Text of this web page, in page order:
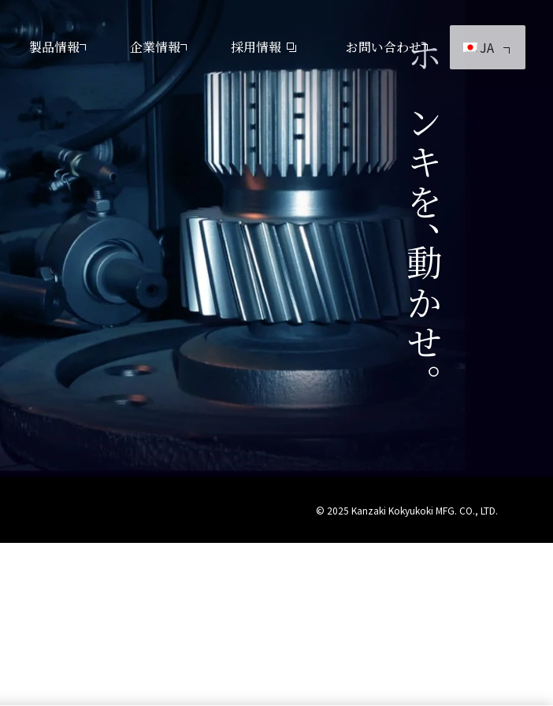
製品情報
工作機械
企業情報
経営理念
サステナビリティ KANZAKIマップ
採用情報 お問い合わせ
工作機械に関するお問い合わせ
その他のお問い合わせ
JA
© 2025 Kanzaki Kokyukoki MFG. CO., LTD.
ホンキを、動かせ。